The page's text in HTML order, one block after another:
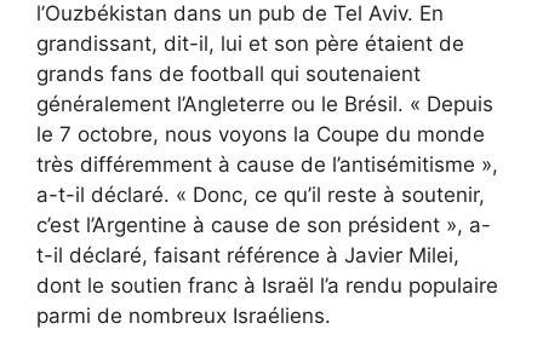
l’Ouzbékistan dans un pub de Tel Aviv. En
grandissant, dit-il, lui et son père étaient de
grands fans de football qui soutenaient
généralement l’Angleterre ou le Brésil. « Depuis
le 7 octobre, nous voyons la Coupe du monde
très différemment à cause de l’antisémitisme »,
a-t-il déclaré. « Donc, ce qu’il reste à soutenir,
c’est l’Argentine à cause de son président », a-
t-il déclaré, faisant référence à Javier Milei,
dont le soutien franc à Israël l’a rendu populaire
parmi de nombreux Israéliens.